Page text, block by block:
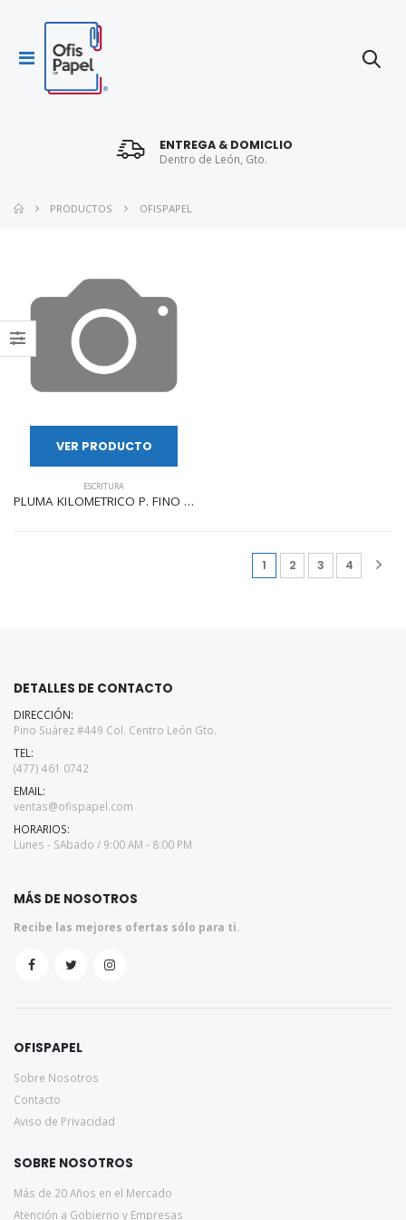
ENTREGA & DOMICLIO
Dentro de León, Gto.
PRODUCTOS OFISPAPEL
VER PRODUCTO
ESCRITURA
PLUMA KILOMETRICO P. FINO 0.7MM TODOS LOS COLORES MOD.100
1 2 3 4
DETALLES DE CONTACTO
DIRECCIÓN:
Pino Suárez #449 Col. Centro León Gto.
TEL:
(477) 461 0742
EMAIL:
ventas@ofispapel.com
HORARIOS:
Lunes - SAbado / 9:00 AM - 8:00 PM
MÁS DE NOSOTROS
Recibe las mejores ofertas sólo para ti.
OFISPAPEL
Sobre Nosotros
Contacto
Aviso de Privacidad
SOBRE NOSOTROS
Más de 20 Años en el Mercado
Atención a Gobierno y Empresas